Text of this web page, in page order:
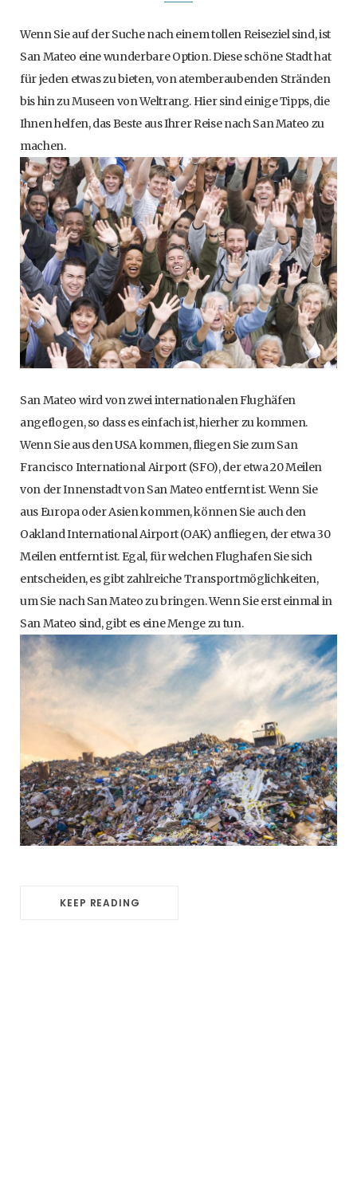
Wenn Sie auf der Suche nach einem tollen Reiseziel sind, ist
San Mateo eine wunderbare Option. Diese schöne Stadt hat
für jeden etwas zu bieten, von atemberaubenden Stränden
bis hin zu Museen von Weltrang. Hier sind einige Tipps, die
Ihnen helfen, das Beste aus Ihrer Reise nach San Mateo zu
machen.
San Mateo wird von zwei internationalen Flughäfen
angeflogen, so dass es einfach ist, hierher zu kommen.
Wenn Sie aus den USA kommen, fliegen Sie zum San
Francisco International Airport (SFO), der etwa 20 Meilen
von der Innenstadt von San Mateo entfernt ist. Wenn Sie
aus Europa oder Asien kommen, können Sie auch den
Oakland International Airport (OAK) anfliegen, der etwa 30
Meilen entfernt ist. Egal, für welchen Flughafen Sie sich
entscheiden, es gibt zahlreiche Transportmöglichkeiten,
um Sie nach San Mateo zu bringen. Wenn Sie erst einmal in
San Mateo sind, gibt es eine Menge zu tun.
KEEP READING